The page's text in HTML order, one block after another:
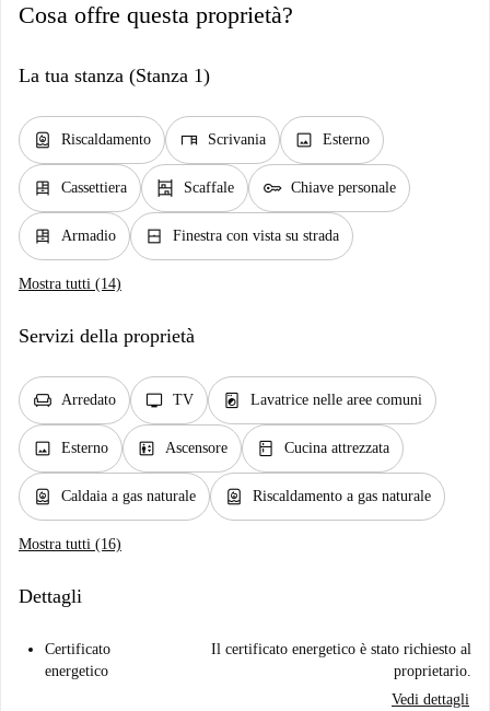
Cosa offre questa proprietà?
La tua stanza (Stanza 1)
water_heater Riscaldamento desk Scrivania image Esterno
dresser Cassettiera shelves Scaffale key Chiave personale
dresser Armadio window_closed Finestra con vista su strada
Mostra tutti (14)
Servizi della proprietà
chair Arredato tv TV local_laundry_service Lavatrice nelle aree comuni
image Esterno elevator Ascensore kitchen Cucina attrezzata
water_heater Caldaia a gas naturale water_heater Riscaldamento a gas naturale
Mostra tutti (16)
Dettagli
Certificato
energetico
Il certificato energetico è stato richiesto al
proprietario.
Vedi dettagli